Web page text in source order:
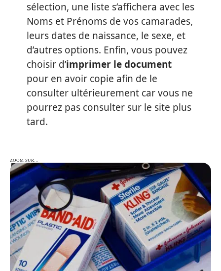
sélection, une liste s’affichera avec les
Noms et Prénoms de vos camarades,
leurs dates de naissance, le sexe, et
d’autres options. Enfin, vous pouvez
choisir d’imprimer le document
pour en avoir copie afin de le
consulter ultérieurement car vous ne
pourrez pas consulter sur le site plus
tard.
ZOOM SUR…
ZOOM SUR…